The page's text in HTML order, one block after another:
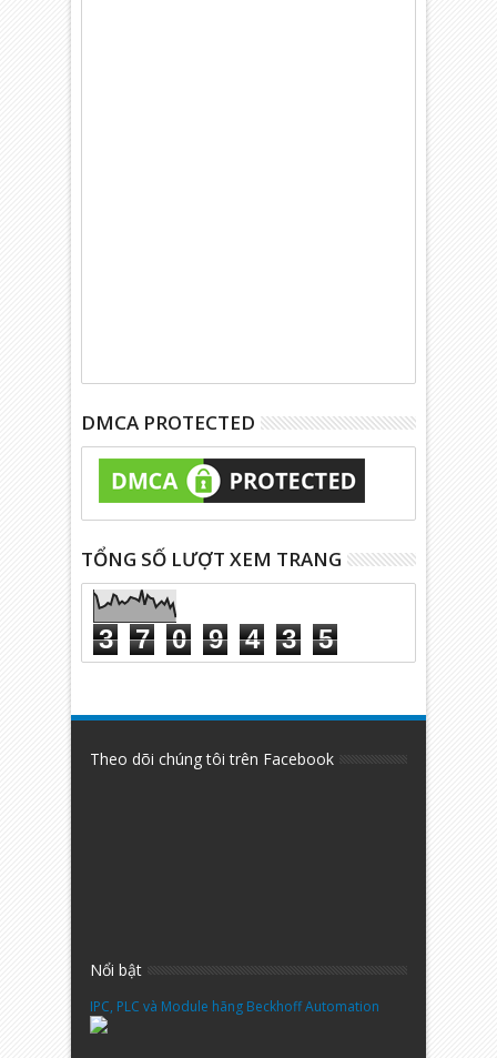
DMCA PROTECTED
TỔNG SỐ LƯỢT XEM TRANG
3 7 0 9 4 3 5
Theo dõi chúng tôi trên Facebook
Nổi bật
IPC, PLC và Module hãng Beckhoff Automation